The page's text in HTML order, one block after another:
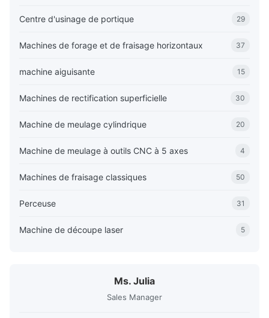
Centre d'usinage de portique 29
Machines de forage et de fraisage horizontaux 37
machine aiguisante 15
Machines de rectification superficielle 30
Machine de meulage cylindrique 20
Machine de meulage à outils CNC à 5 axes 4
Machines de fraisage classiques 50
Perceuse 31
Machine de découpe laser 5
Ms. Julia
Sales Manager